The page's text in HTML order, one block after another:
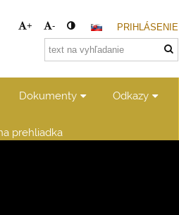
+ - PRIHLÁSENIE
Dokumenty Odkazy
prehliadka